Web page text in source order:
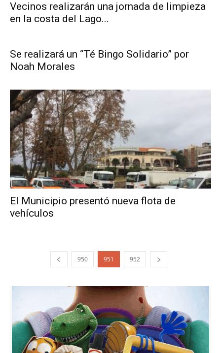
Vecinos realizarán una jornada de limpieza
en la costa del Lago...
Se realizará un “Té Bingo Solidario” por
Noah Morales
El Municipio presentó nueva flota de
vehículos
950 951 952